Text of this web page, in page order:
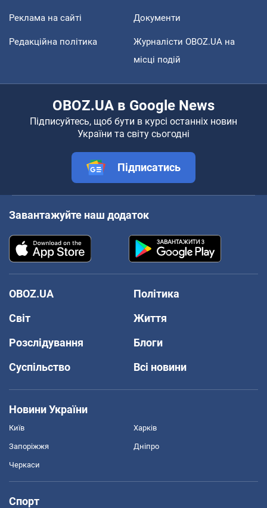
Реклама на сайті Документи
Редакційна політика
Журналісти OBOZ.UA на
місці подій
OBOZ.UA в Google News
Підписуйтесь, щоб бути в курсі останніх новин
України та світу сьогодні
Підписатись
Завантажуйте наш додаток
OBOZ.UA
Політика
Світ
Життя
Розслідування
Блоги
Суспільство
Всі новини
Новини України
Київ Харків
Запоріжжя Дніпро
Черкаси
Спорт